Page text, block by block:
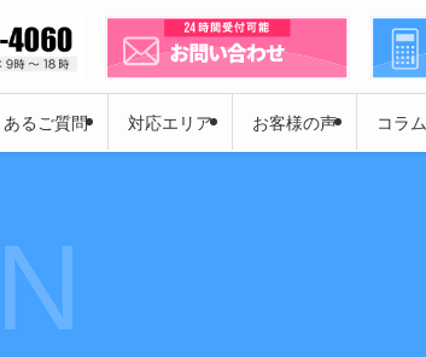
あるご質問 対応エリア お客様の声 コラム